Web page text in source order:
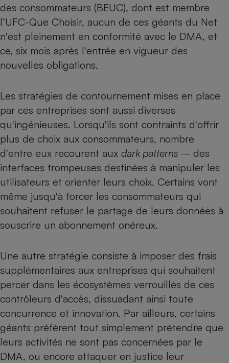
des consommateurs (BEUC), dont est membre
l’UFC-Que Choisir, aucun de ces géants du Net
n'est pleinement en conformité avec le DMA, et
ce, six mois après l'entrée en vigueur des
nouvelles obligations.
Les stratégies de contournement mises en place
par ces entreprises sont aussi diverses
qu'ingénieuses. Lorsqu'ils sont contraints d'offrir
plus de choix aux consommateurs, nombre
d'entre eux recourent aux dark patterns – des
interfaces trompeuses destinées à manipuler les
utilisateurs et orienter leurs choix. Certains vont
même jusqu'à forcer les consommateurs qui
souhaitent refuser le partage de leurs données à
souscrire un abonnement onéreux.
Une autre stratégie consiste à imposer des frais
supplémentaires aux entreprises qui souhaitent
percer dans les écosystèmes verrouillés de ces
contrôleurs d'accès, dissuadant ainsi toute
concurrence et innovation. Par ailleurs, certains
géants préfèrent tout simplement prétendre que
leurs activités ne sont pas concernées par le
DMA, ou encore attaquer en justice leur
Climatiseur -
Ventilateur
Cafetière à expressos
Antivirus